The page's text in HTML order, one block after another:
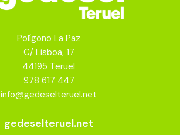
Polígono La Paz
C/ Lisboa, 17
44195 Teruel
978 617 447
info@gedeselteruel.net
gedeselteruel.net